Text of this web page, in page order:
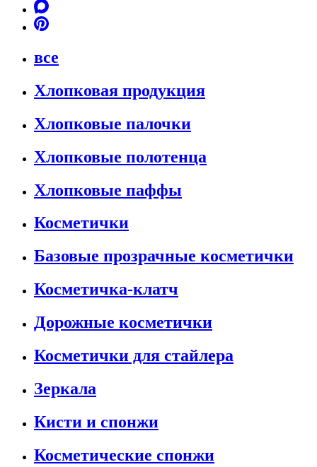
все
Хлопковая продукция
Хлопковые палочки
Хлопковые полотенца
Хлопковые паффы
Косметички
Базовые прозрачные косметички
Косметичка-клатч
Дорожные косметички
Косметички для стайлера
Зеркала
Кисти и спонжи
Косметические спонжи